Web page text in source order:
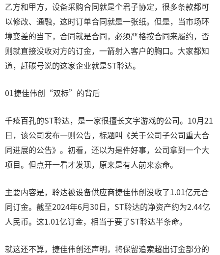
乙方和甲方，设备采购合同就是个君子协定，很多条款都可
以修改、通融，这时订单合同就是一张纸。但是，当市场环
境变差的当下，合同就是合同，必须严格按合同来履约，否
则就直接没收对方的订金，一箭射入客户的胸口。大家都知
道，赶碳号说的这家企业就是ST聆达。
01捷佳伟创“双标”的背后
千疮百孔的ST聆达，是一家很擅长文字游戏的公司。10月21
日，该公司发布一则公告，标题叫《关于公司子公司重大合
同进展的公告》。初看，还以为是件好事，公司拿到一个大
项目。但点开一看才发现，原来是有人前来索命。
主要内容是，聆达被设备供应商捷佳伟创没收了1.01亿元合
同订金。截至2024年6月30日，ST聆达的净资产约为2.44亿
人民币。这1.01亿订金，相当于要了ST聆达半条命。
就这还不算，捷佳伟创还声明，将保留追索超出订金部分的